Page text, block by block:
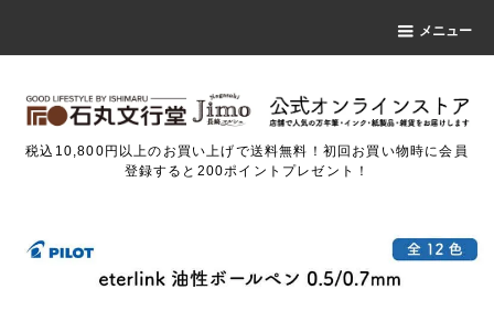
メニュー
税込10,800円以上のお買い上げで送料無料！初回お買い物時に会員
登録すると200ポイントプレゼント！